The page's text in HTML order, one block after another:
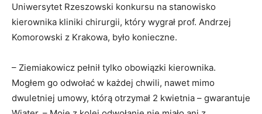
Uniwersytet Rzeszowski konkursu na stanowisko
kierownika kliniki chirurgii, który wygrał prof. Andrzej
Komorowski z Krakowa, było konieczne.
– Ziemiakowicz pełnił tylko obowiązki kierownika.
Mogłem go odwołać w każdej chwili, nawet mimo
dwuletniej umowy, którą otrzymał 2 kwietnia – gwarantuje